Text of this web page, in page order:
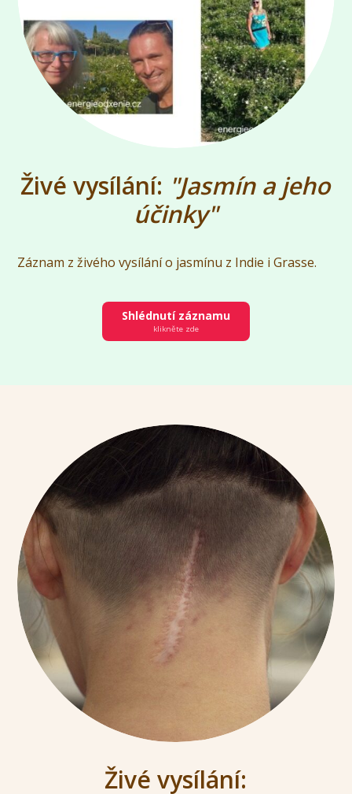
Živé vysílání: "Jasmín a jeho
účinky"
Záznam z živého vysílání o jasmínu z Indie i Grasse.
Shlédnutí záznamu
klikněte zde
Živé vysílání: